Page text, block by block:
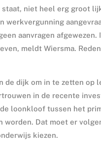
niet heel erg groot
werkvergunning
aanvragen
meldt Wiersma.
de dijk om in te zetten op
in de recente
loonkloof tussen het
Dat moet er
kiezen.